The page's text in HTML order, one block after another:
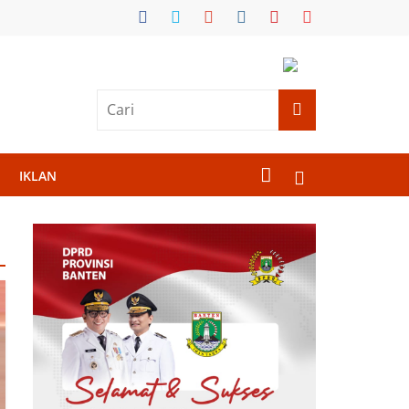
IKLAN